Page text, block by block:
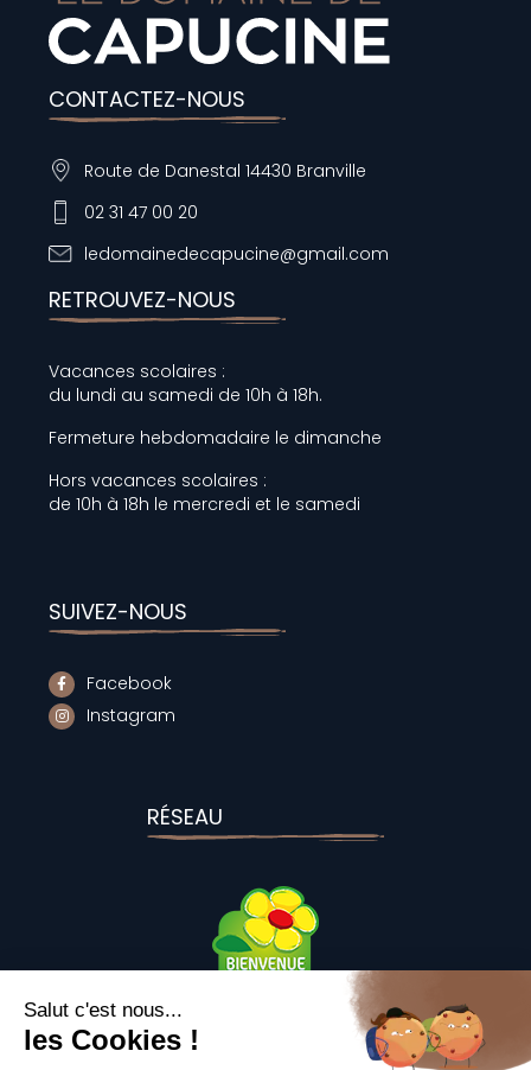
CONTACTEZ-NOUS
Route de Danestal 14430 Branville
02 31 47 00 20
ledomainedecapucine@gmail.com
RETROUVEZ-NOUS
Vacances scolaires :
du lundi au samedi de 10h à 18h.
Fermeture hebdomadaire le dimanche
Hors vacances scolaires :
de 10h à 18h le mercredi et le samedi
SUIVEZ-NOUS
Facebook
Instagram
RÉSEAU